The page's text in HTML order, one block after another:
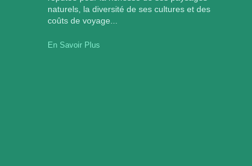
naturels, la diversité de ses cultures et des
coûts de voyage...
En Savoir Plus